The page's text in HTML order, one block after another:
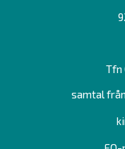
Tfn
samtal